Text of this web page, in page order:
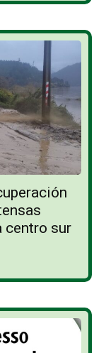
centro sur